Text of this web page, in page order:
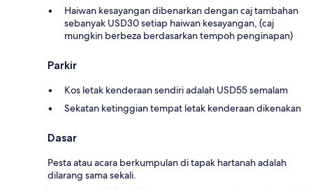
Haiwan kesayangan dibenarkan dengan caj tambahan
sebanyak USD30 setiap haiwan kesayangan, (caj
mungkin berbeza berdasarkan tempoh penginapan)
Parkir
Kos letak kenderaan sendiri adalah USD55 semalam
Sekatan ketinggian tempat letak kenderaan dikenakan
Dasar
Pesta atau acara berkumpulan di tapak hartanah adalah
dilarang sama sekali.